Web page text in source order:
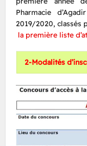
Pharmacie
2019/2020, classés
la première liste
2-Modalités